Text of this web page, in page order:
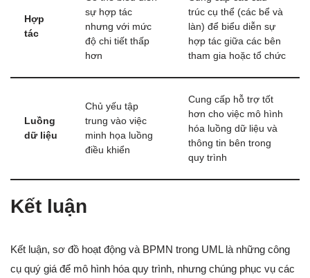
Hợp
tác
sự hợp tác
nhưng với mức
độ chi tiết thấp
hơn
trúc cụ thể (các bể và
làn) để biểu diễn sự
hợp tác giữa các bên
tham gia hoặc tổ chức
Luồng
dữ liệu
Chủ yếu tập
trung vào việc
minh họa luồng
điều khiển
Cung cấp hỗ trợ tốt
hơn cho việc mô hình
hóa luồng dữ liệu và
thông tin bên trong
quy trình
Kết luận
Kết luận, sơ đồ hoạt động và BPMN trong UML là những công
cụ quý giá để mô hình hóa quy trình, nhưng chúng phục vụ các